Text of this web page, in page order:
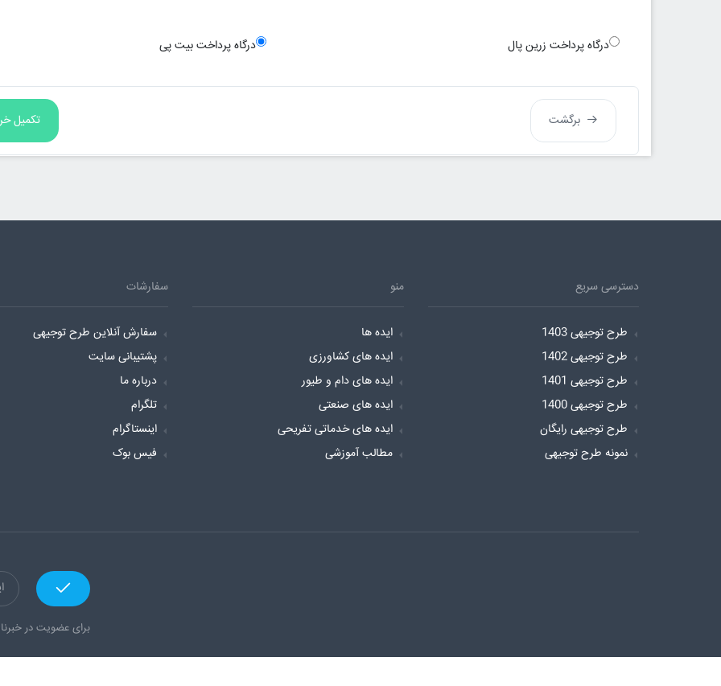
درگاه پرداخت زرین پال درگاه پرداخت بیت پی
برگشت
دسترسی سریع
طرح توجیهی 1403
طرح توجیهی 1402
طرح توجیهی 1401
طرح توجیهی 1400
طرح توجیهی رایگان
نمونه طرح توجیهی
منو
ایده ها
ایده های کشاورزی
ایده های دام و طیور
ایده های صنعتی
ایده های خدماتی تفریحی
مطالب آموزشی
سفارشات
سفارش آنلاین طرح توجیهی
پشتیبانی سایت
درباره ما
تلگرام
اینستاگرام
فیس بوک
برای عضویت در